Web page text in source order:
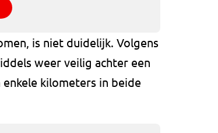
is niet duidelijk. Volgens
weer veilig achter een
kilometers in beide